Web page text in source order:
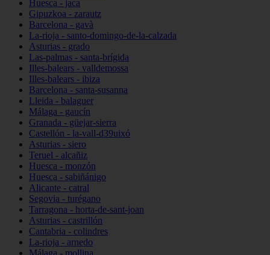
Huesca - jaca
Gipuzkoa - zarautz
Barcelona - gavà
La-rioja - santo-domingo-de-la-calzada
Asturias - grado
Las-palmas - santa-brígida
Illes-balears - valldemossa
Illes-balears - ibiza
Barcelona - santa-susanna
Lleida - balaguer
Málaga - gaucín
Granada - güejar-sierra
Castellón - la-vall-d39uixó
Asturias - siero
Teruel - alcañiz
Huesca - monzón
Huesca - sabiñánigo
Alicante - catral
Segovia - turégano
Tarragona - horta-de-sant-joan
Asturias - castrillón
Cantabria - colindres
La-rioja - arnedo
Málaga - mollina